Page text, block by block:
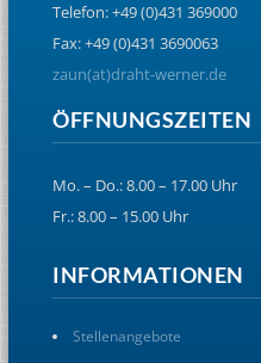
Telefon: +49 (0)431 369000
Fax: +49 (0)431 3690063
zaun(at)draht-werner.de
ÖFFNUNGSZEITEN
Mo. – Do.: 8.00 – 17.00 Uhr
Fr.: 8.00 – 15.00 Uhr
INFORMATIONEN
Stellenangebote